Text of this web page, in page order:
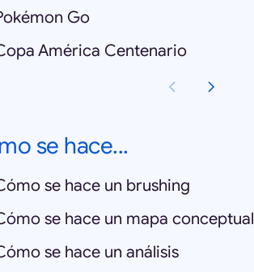
Go
América Centenario
se hace...
se hace un brushing
se hace un mapa conceptual
se hace un análisis